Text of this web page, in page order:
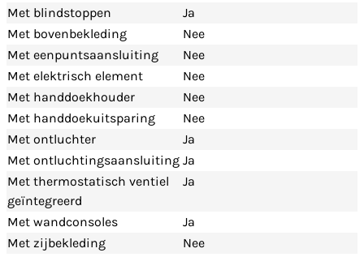
Met blindstoppen
Ja
Met bovenbekleding
Nee
Met eenpuntsaansluiting
Nee
Met elektrisch element
Nee
Met handdoekhouder
Nee
Met handdoekuitsparing
Nee
Met ontluchter
Ja
Met ontluchtingsaansluiting Ja
Met thermostatisch ventiel
geïntegreerd
Ja
Met wandconsoles
Ja
Met zijbekleding
Nee